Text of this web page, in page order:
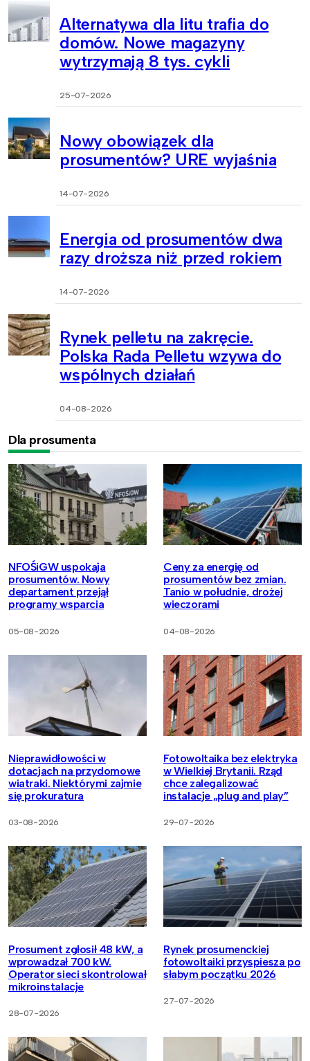
Alternatywa dla litu trafia do
domów. Nowe magazyny
wytrzymają 8 tys. cykli
25-07-2026
Nowy obowiązek dla
prosumentów? URE wyjaśnia
14-07-2026
Energia od prosumentów dwa
razy droższa niż przed rokiem
14-07-2026
Rynek pelletu na zakręcie.
Polska Rada Pelletu wzywa do
wspólnych działań
04-08-2026
Dla prosumenta
NFOŚiGW uspokaja
prosumentów. Nowy
departament przejął
programy wsparcia
05-08-2026
Ceny za energię od
prosumentów bez zmian.
Tanio w południe, drożej
wieczorami
04-08-2026
Nieprawidłowości w
dotacjach na przydomowe
wiatraki. Niektórymi zajmie
się prokuratura
03-08-2026
Fotowoltaika bez elektryka
w Wielkiej Brytanii. Rząd
chce zalegalizować
instalacje „plug and play”
29-07-2026
Prosument zgłosił 48 kW, a
wprowadzał 700 kW.
Operator sieci skontrolował
mikroinstalacje
28-07-2026
Rynek prosumenckiej
fotowoltaiki przyspiesza po
słabym początku 2026
27-07-2026